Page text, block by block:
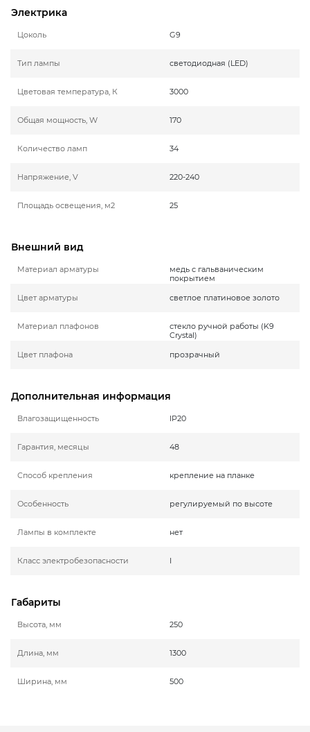
Электрика
Цоколь G9
Тип лампы светодиодная (LED)
Цветовая температура, К 3000
Общая мощность, W 170
Количество ламп 34
Напряжение, V 220-240
Площадь освещения, м2 25
Внешний вид
Материал арматуры
медь с гальваническим
покрытием
Цвет арматуры
светлое платиновое золото
Материал плафонов
стекло ручной работы (K9
Crystal)
Цвет плафона
прозрачный
Дополнительная информация
Влагозащищенность IP20
Гарантия, месяцы 48
Способ крепления крепление на планке
Особенность регулируемый по высоте
Лампы в комплекте нет
Класс электробезопасности I
Габариты
Высота, мм 250
Длина, мм 1300
Ширина, мм 500